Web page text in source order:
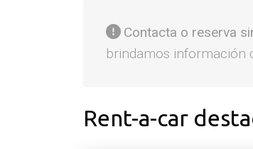
Contacta o reserva
brindamos información
Rent-a-car